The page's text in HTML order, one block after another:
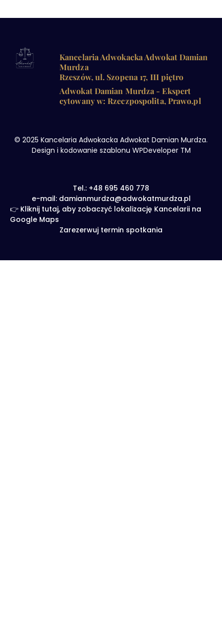
Kancelaria Adwokacka Adwokat Damian
Murdza
Rzeszów, ul. Szopena 17, III piętro
Adwokat Damian Murdza - Ekspert
cytowany w: Rzeczpospolita, Prawo.pl
© 2025 Kancelaria Adwokacka Adwokat Damian Murdza.
Design i kodowanie szablonu WPDeveloper TM
Tel.: +48 695 460 778
e-mail: damianmurdza@adwokatmurdza.pl
👉 Kliknij tutaj, aby zobaczyć lokalizację Kancelarii na
Google Maps
Zarezerwuj termin spotkania